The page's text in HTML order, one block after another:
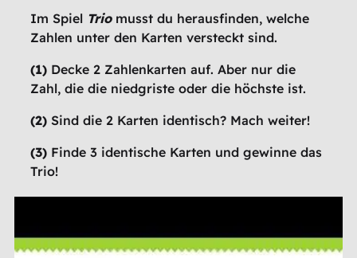
Im Spiel Triomusst du herausfinden, welche
Zahlen unter den Karten versteckt sind.
(1) Decke 2 Zahlenkarten auf. Aber nur die
Zahl, die die niedgriste oder die höchste ist.
(2) Sind die 2 Karten identisch? Mach weiter!
(3) Finde 3 identische Karten und gewinne das
Trio!